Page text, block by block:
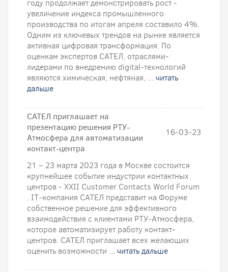
году продолжает демонстрировать рост -
увеличение индекса промышленного
производства по итогам апреля составило 4%.
Одним из ключевых трендов на рынке является
активная цифровая трансформация. По
оценкам экспертов САТЕЛ, отраслями-
лидерами по внедрению digital-технологий
являются химическая, нефтяная, ... читать
дальше
САТЕЛ приглашает на
презентацию решения РТУ-
Атмосфера для автоматизации
контакт-центра
16-03-23
21 – 23 марта 2023 года в Москве состоится
крупнейшее событие индустрии контактных
центров - XXII Customer Contacts World Forum
. IT-компания САТЕЛ представит на Форуме
собственное решение для эффективного
взаимодействия с клиентами РТУ-Атмосфера,
которое автоматизирует работу контакт-
центров. САТЕЛ приглашает всех желающих
оценить возможности ... читать дальше